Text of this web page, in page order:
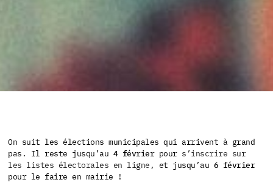
On suit les élections municipales qui arrivent à grand
pas. Il reste jusqu’au 4 février pour s’inscrire sur
les listes électorales en ligne , et jusqu’au 6 février
pour le faire en mairie !